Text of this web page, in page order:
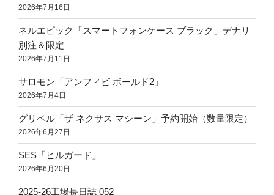
2026年7月16日
ネルエピック「スマートフォンケース ブラック」デナリ
別注＆限定
2026年7月11日
サロモン「アンフィビ ボールド2」
2026年7月4日
グリベル「ザ ネクサス マシーン」予約開始（数量限定）
2026年6月27日
SES「ヒルガード」
2026年6月20日
2025-26工場長日誌 052